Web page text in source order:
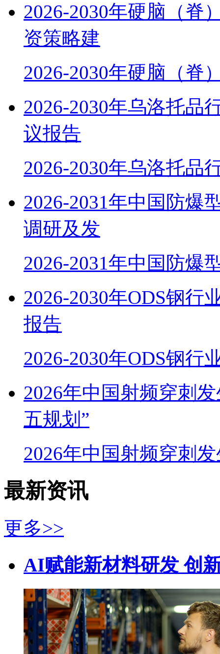
2026-2030年硬脑（脊
资策略建
2026-2030年硬脑（脊
2026-2030年乌洛托品
议报告
2026-2030年乌洛托品
2026-2031年中国防爆
调研及发
2026-2031年中国防爆
2026-2030年ODS钢行
报告
2026-2030年ODS钢行
2026年中国射频穿刺
五规划”
2026年中国射频穿刺
最新资讯
更多>>
AI赋能新材料研发 创